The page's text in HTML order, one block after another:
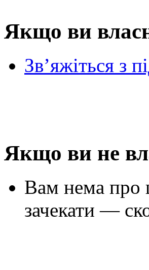
Якщо ви
Зв’яжіться з
Якщо ви не
Вам нема про
зачекати —